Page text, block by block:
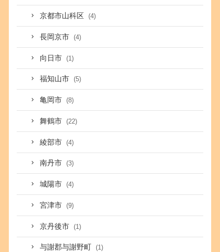
京都市山科区 (4)
長岡京市 (4)
向日市 (1)
福知山市 (5)
亀岡市 (8)
舞鶴市 (22)
綾部市 (4)
南丹市 (3)
城陽市 (4)
宮津市 (9)
京丹後市 (1)
与謝郡与謝野町 (1)